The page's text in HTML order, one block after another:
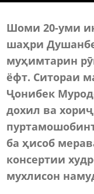
Шоми 20-уми
шаҳри
муҳимтарин
ёфт. Ситораи
Ҷонибек
дохил ва
ба ҳисоб
консертии
мухлисон